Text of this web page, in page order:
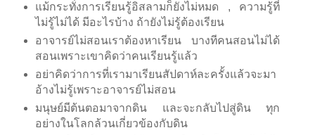
แม้กระทั่งการเรียนรู้อิสลามก็ยังไม่หมด , ความรู้ที่
ไม่รู้ไม่ได้ มีอะไรบ้าง ถ้ายังไม่รู้ต้องเรียน
อาจารย์ไม่สอนเราต้องหาเรียน บางทีคนสอนไม่ได้
สอนเพราะเขาคิดว่าคนเรียนรู้แล้ว
อย่าคิดว่าการที่เรามาเรียนสัปดาห์ละครั้งแล้วจะมา
อ้างไม่รู้เพราะอาจารย์ไม่สอน
มนุษย์มีต้นตอมาจากดิน และจะกลับไปสู่ดิน ทุก
อย่างในโลกล้วนเกี่ยวข้องกับดิน